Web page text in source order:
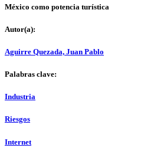
México como potencia turística
Autor(a):
Aguirre Quezada, Juan Pablo
Palabras clave:
Industria
Riesgos
Internet